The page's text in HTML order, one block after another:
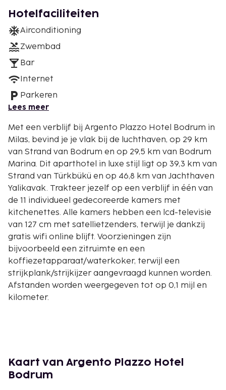
Hotelfaciliteiten
Airconditioning
Zwembad
Bar
Internet
Parkeren
Lees meer
Met een verblijf bij Argento Plazzo Hotel Bodrum in
Milas, bevind je je vlak bij de luchthaven, op 29 km
van Strand van Bodrum en op 29,5 km van Bodrum
Marina. Dit aparthotel in luxe stijl ligt op 39,3 km van
Strand van Türkbükü en op 46,8 km van Jachthaven
Yalikavak. Trakteer jezelf op een verblijf in één van
de 11 individueel gedecoreerde kamers met
kitchenettes. Alle kamers hebben een lcd-televisie
van 127 cm met satellietzenders, terwijl je dankzij
gratis wifi online blijft. Voorzieningen zijn
bijvoorbeeld een zitruimte en een
koffiezetapparaat/waterkoker, terwijl een
strijkplank/strijkijzer aangevraagd kunnen worden.
Afstanden worden weergegeven tot op 0,1 mijl en
kilometer.
Bodrum Barstraat - 29 km
Bodrum Bazaar - 29,3 km
Kaart van Argento Plazzo Hotel
Bodrum